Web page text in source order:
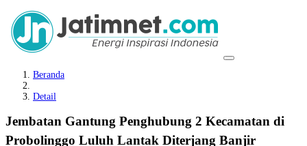
Beranda
Detail
Jembatan Gantung Penghubung 2 Kecamatan di
Probolinggo Luluh Lantak Diterjang Banjir